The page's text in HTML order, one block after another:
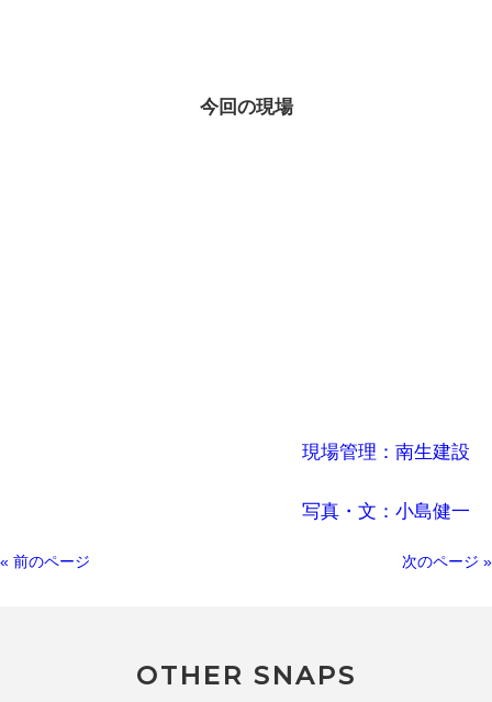
今回の現場
現場管理：南生建設
写真・文：小島健一
« 前のページ 次のページ »
OTHER SNAPS